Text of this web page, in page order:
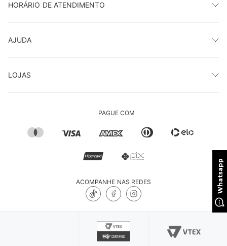
HORÁRIO DE ATENDIMENTO
AJUDA
LOJAS
PAGUE COM
ACOMPANHE NAS REDES